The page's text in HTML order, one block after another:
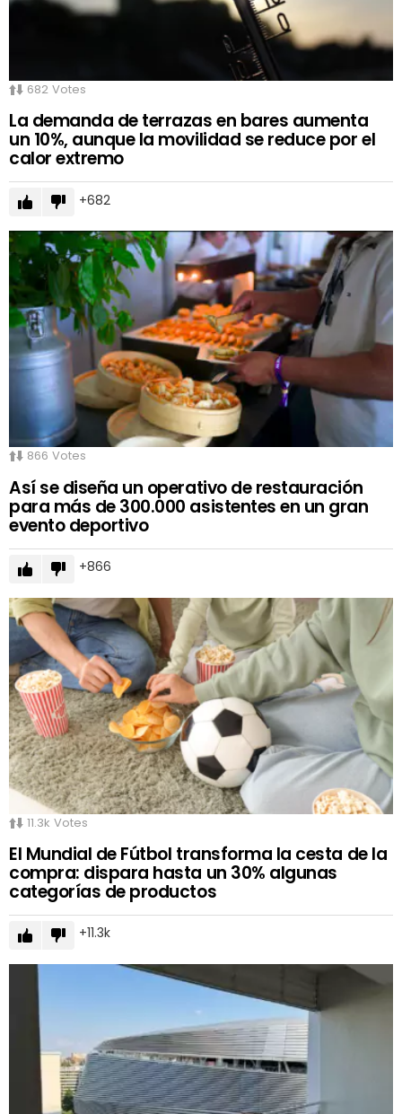
682 Votes
La demanda de terrazas en bares aumenta
un 10%, aunque la movilidad se reduce por el
calor extremo
682
866 Votes
Así se diseña un operativo de restauración
para más de 300.000 asistentes en un gran
evento deportivo
866
11.3k Votes
El Mundial de Fútbol transforma la cesta de la
compra: dispara hasta un 30% algunas
categorías de productos
11.3k